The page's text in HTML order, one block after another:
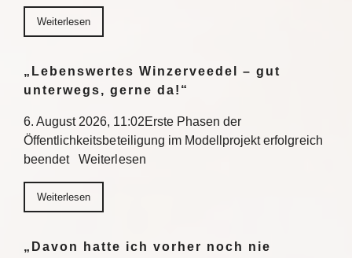
Weiterlesen
„Lebenswertes Winzerveedel – gut
unterwegs, gerne da!“
6. August 2026, 11:02Erste Phasen der
Öffentlichkeitsbeteiligung im Modellprojekt erfolgreich
beendet Weiterlesen
Weiterlesen
„Davon hatte ich vorher noch nie